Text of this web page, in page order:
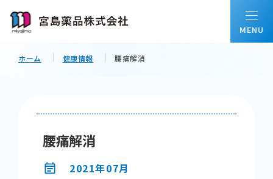
会社情報
ホーム 健康情報 腰痛解消
腰痛解消
2021年07月